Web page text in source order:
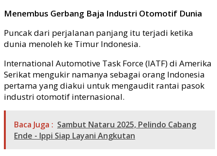
Menembus Gerbang Baja Industri Otomotif Dunia
Puncak dari perjalanan panjang itu terjadi ketika
dunia menoleh ke Timur Indonesia.
International Automotive Task Force (IATF) di Amerika
Serikat mengukir namanya sebagai orang Indonesia
pertama yang diakui untuk mengaudit rantai pasok
industri otomotif internasional.
Baca Juga : Sambut Nataru 2025, Pelindo Cabang
Ende - Ippi Siap Layani Angkutan